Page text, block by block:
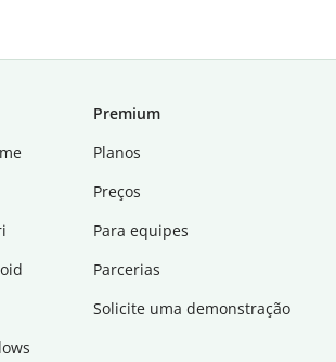
Premium
Planos
Preços
Para equipes
Parcerias
Solicite uma demonstração